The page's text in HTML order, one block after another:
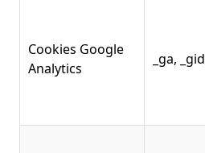
Cookies Google
Analytics
_ga,